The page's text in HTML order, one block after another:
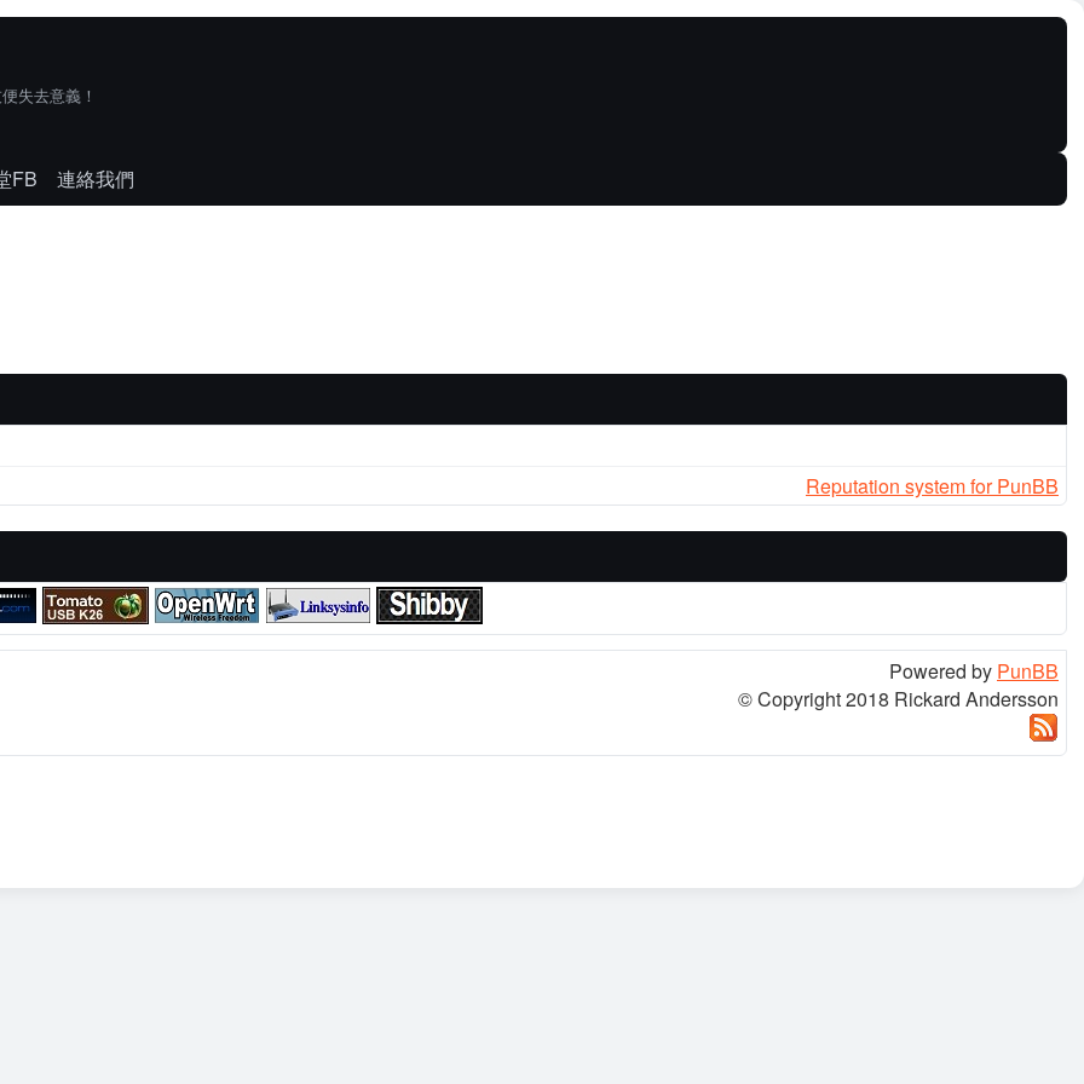
失去意義！
FB 連絡我們
Reputation system for PunBB
Powered by PunBB
© Copyright 2018 Rickard Andersson